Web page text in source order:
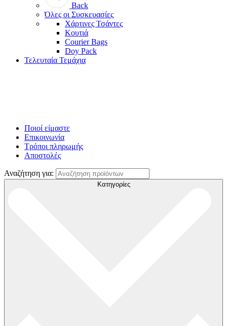
Back
Όλες οι Συσκευασίες
Χάρτινες Τσάντες
Κουτιά
Courier Bags
Doy Pack
Τελευταία Τεμάχια
Ποιοί είμαστε
Επικοινωνία
Τρόποι πληρωμής
Αποστολές
Αναζήτηση για:
Κατηγορίες